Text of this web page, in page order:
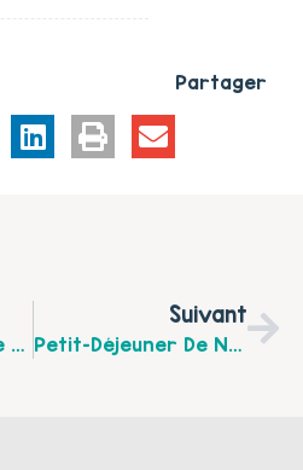
Partager
Ciné-Débat Avec Le Film Captain Fantastic Proposé Par L’association Community.
Suivant
Petit-Déjeuner De Noël Parents/Enfants Au Centre Social Intergénérations De Longuenesse